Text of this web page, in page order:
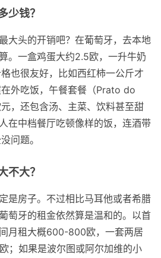
少钱？
头的开销吧？在葡萄牙，去本地
。一盒鸡蛋大约2.5欧，一升牛奶
也很友好，比如西红柿一公斤才
外吃饭，午餐套餐（Prato do
，还包含汤、主菜、饮料甚至甜
在中档餐厅吃顿像样的饭，连酒带
问题。
不大？
是房子。不过相比马耳他或者希腊
萄牙的租金依然算是温和的。以首
月租大概600-800欧，一套两居
；如果是波尔图或阿尔加维的小